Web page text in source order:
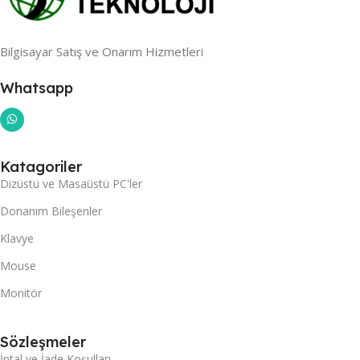
Bilgisayar Satış ve Onarım Hizmetleri
Whatsapp
Katagoriler
Dizüstü ve Masaüstü PC'ler
Donanım Bileşenler
Klavye
Mouse
Monitör
Sözleşmeler